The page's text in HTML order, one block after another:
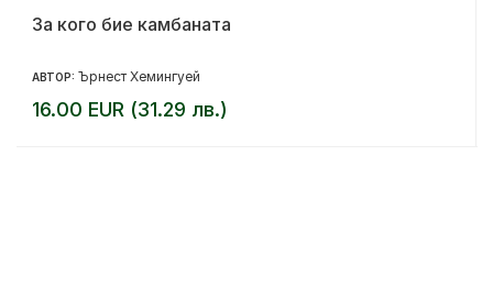
За кого бие камбаната
АВТОР: Ърнест Хемингуей
16.00 EUR (31.29 лв.)